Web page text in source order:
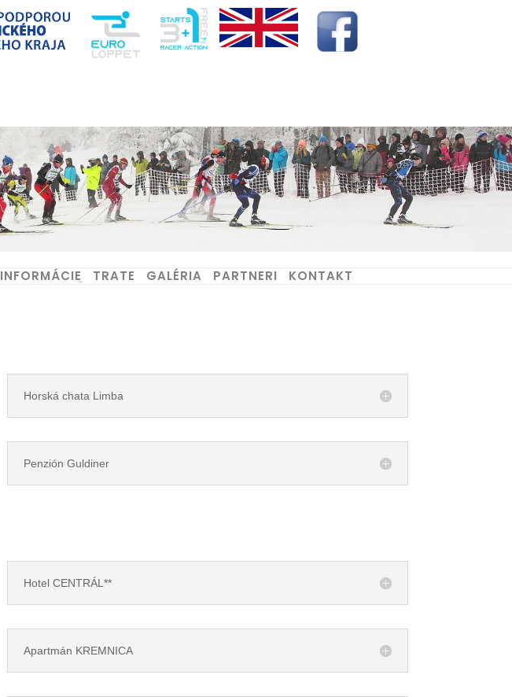
INFORMÁCIE TRATE GALÉRIA PARTNERI KONTAKT
Horská chata Limba
Penzión Guldiner
Hotel CENTRÁL**
Apartmán KREMNICA